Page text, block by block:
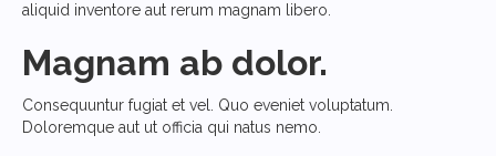
aliquid inventore aut rerum magnam libero.
Magnam ab dolor.
Consequuntur fugiat et vel. Quo eveniet voluptatum.
Doloremque aut ut officia qui natus nemo.